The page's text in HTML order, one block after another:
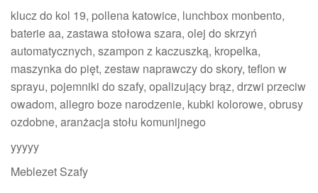
klucz do kol 19, pollena katowice, lunchbox monbento,
baterie aa, zastawa stołowa szara, olej do skrzyń
automatycznych, szampon z kaczuszką, kropelka,
maszynka do pięt, zestaw naprawczy do skory, teflon w
sprayu, pojemniki do szafy, opalizujący brąz, drzwi przeciw
owadom, allegro boze narodzenie, kubki kolorowe, obrusy
ozdobne, aranżacja stołu komunijnego
yyyyy
Meblezet Szafy